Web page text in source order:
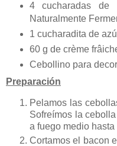
4 cucharadas de
Naturalmente
1 cucharadita de
60 g de crème
Cebollino para
Preparación
Pelamos las
Sofreímos la
a fuego medio
Cortamos el bacon